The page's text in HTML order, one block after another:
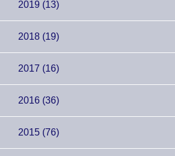
2019 (13)
2018 (19)
2017 (16)
2016 (36)
2015 (76)